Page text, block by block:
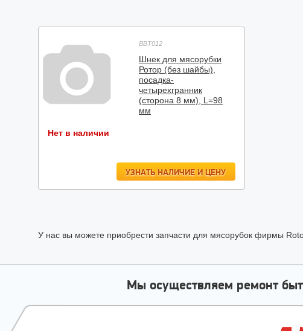
BBT012
Шнек для мясорубки
Ротор (без шайбы),
посадка-
четырехгранник
(сторона 8 мм), L=98
мм
УЗНАТЬ НАЛИЧИЕ И ЦЕНУ
Нет в наличии
У нас вы можете приобрести запчасти для мясорубок фирмы
Мы осуществляем ремонт